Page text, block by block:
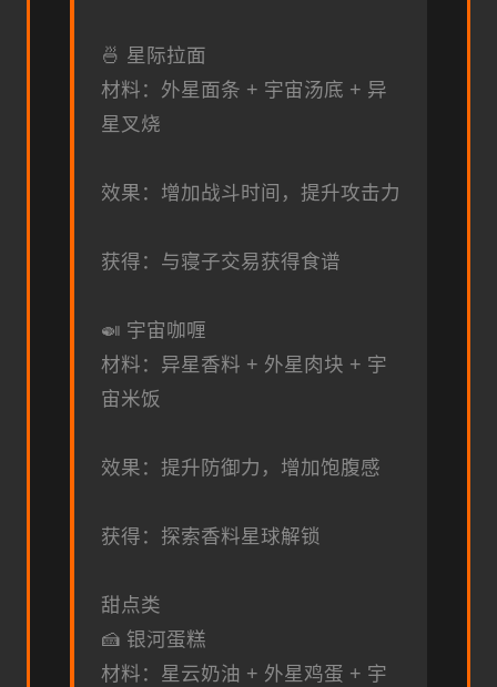
🍜 星际拉面
材料：外星面条 + 宇宙汤底 + 异
星叉烧
效果：增加战斗时间，提升攻击力
获得：与寝子交易获得食谱
🍛 宇宙咖喱
材料：异星香料 + 外星肉块 + 宇
宙米饭
效果：提升防御力，增加饱腹感
获得：探索香料星球解锁
甜点类
🍰 银河蛋糕
材料：星云奶油 + 外星鸡蛋 + 宇